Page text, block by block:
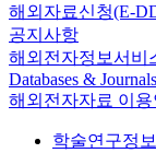
해외자료신청(E-
공지사항
해외전자정보서비
Databases & Journals
해외전자자료 이용
학술연구정